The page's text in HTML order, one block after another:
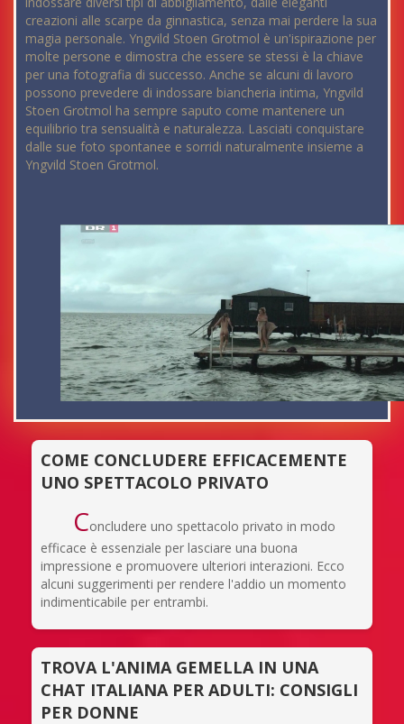
creazioni alle scarpe da ginnastica, senza mai perdere la sua
magia personale. Yngvild Stoen Grotmol è un'ispirazione per
molte persone e dimostra che essere se stessi è la chiave
per una fotografia di successo. Anche se alcuni di lavoro
possono prevedere di indossare biancheria intima, Yngvild
Stoen Grotmol ha sempre saputo come mantenere un
equilibrio tra sensualità e naturalezza. Lasciati conquistare
dalle sue foto spontanee e sorridi naturalmente insieme a
Yngvild Stoen Grotmol.
COME CONCLUDERE EFFICACEMENTE
UNO SPETTACOLO PRIVATO
Concludere uno spettacolo privato in modo
efficace è essenziale per lasciare una buona
impressione e promuovere ulteriori interazioni. Ecco
alcuni suggerimenti per rendere l'addio un momento
indimenticabile per entrambi.
TROVA L'ANIMA GEMELLA IN UNA
CHAT ITALIANA PER ADULTI: CONSIGLI
PER DONNE